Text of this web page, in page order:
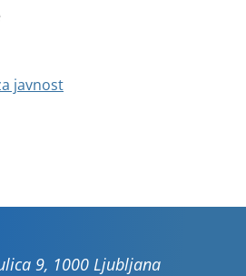
javnost
9, 1000 Ljubljana